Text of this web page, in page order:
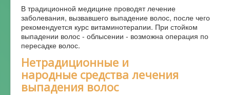
В традиционной медицине проводят лечение
заболевания, вызвавшего выпадение волос, после чего
рекомендуется курс витаминотерапии. При стойком
выпадении волос - облысении - возможна операция по
пересадке волос.
Нетрадиционные и
народные средства лечения
выпадения волос